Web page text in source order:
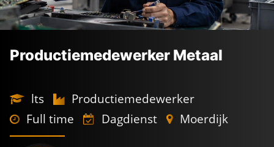
Productiemedewerker Metaal
lts
Productiemedewerker
Full time
Dagdienst Moerdijk